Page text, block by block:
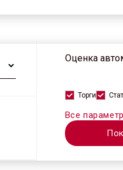
Оценка
Торги
Все